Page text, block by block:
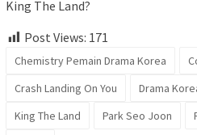
King The Land?
Post Views: 171
Chemistry Pemain Drama Korea
Crash Landing On You
Drama
King The Land
Park Seo Joon